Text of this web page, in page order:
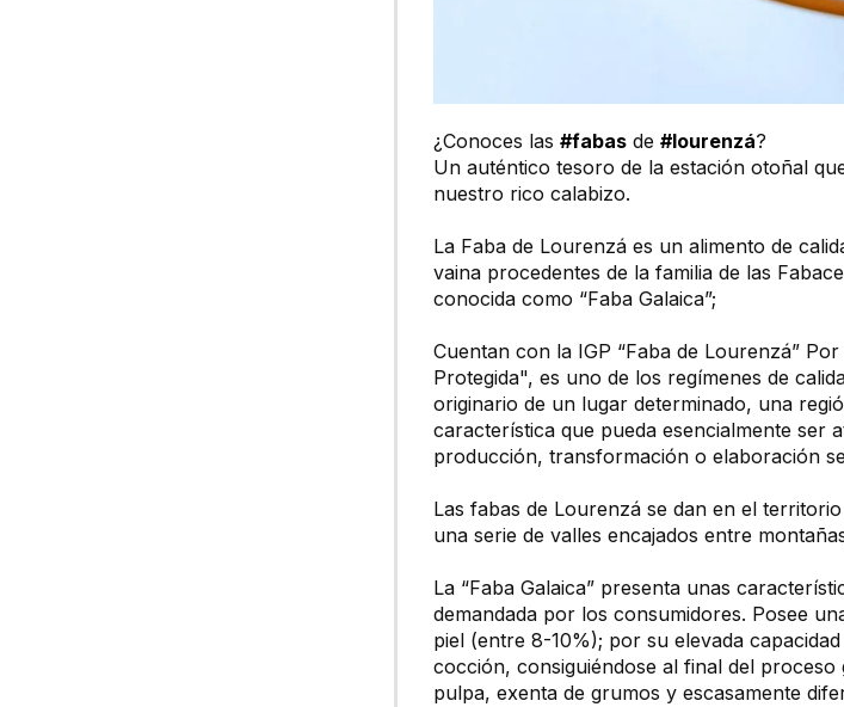
¿Conoces las #fabas de #lourenzá?
Un auténtico tesoro de la estación otoñal
nuestro rico calabizo.
La Faba de Lourenzá es un alimento de
vaina procedentes de la familia de las
conocida como “Faba Galaica”;
Cuentan con la IGP “Faba de Lourenzá”
Protegida", es uno de los regímenes de
originario de un lugar determinado, una
característica que pueda esencialmente ser
producción, transformación o elaboración
Las fabas de Lourenzá se dan en el
una serie de valles encajados entre
La “Faba Galaica” presenta unas
demandada por los consumidores. Posee
piel (entre 8-10%); por su elevada
cocción, consiguiéndose al final del
pulpa, exenta de grumos y escasamente